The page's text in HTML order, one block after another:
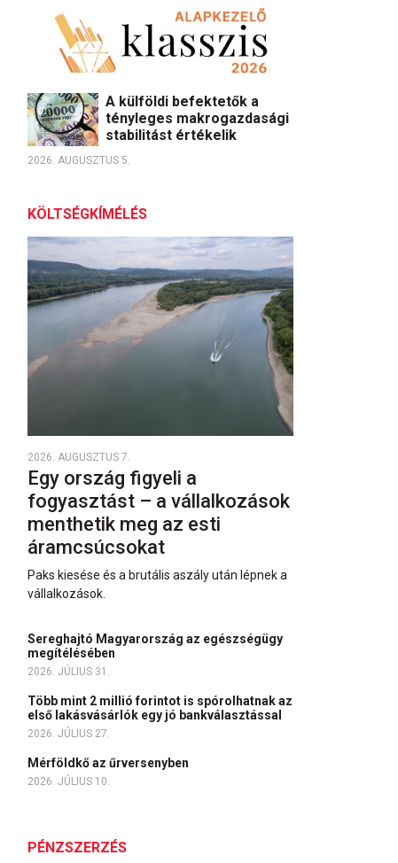
A külföldi befektetők a
tényleges makrogazdasági
stabilitást értékelik
2026. AUGUSZTUS 5.
KÖLTSÉGKÍMÉLÉS
2026. AUGUSZTUS 7.
Egy ország figyeli a
fogyasztást – a vállalkozások
menthetik meg az esti
áramcsúcsokat
Paks kiesése és a brutális aszály után lépnek a
vállalkozások.
Sereghajtó Magyarország az egészségügy
megítélésében
2026. JÚLIUS 31.
Több mint 2 millió forintot is spórolhatnak az
első lakásvásárlók egy jó bankválasztással
2026. JÚLIUS 27.
Mérföldkő az űrversenyben
2026. JÚLIUS 10.
PÉNZSZERZÉS